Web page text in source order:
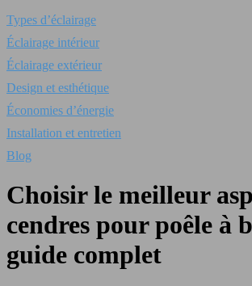
Types d’éclairage
Éclairage intérieur
Éclairage extérieur
Design et esthétique
Économies d’énergie
Installation et entretien
Blog
Choisir le meilleur
cendres pour poêle à
guide complet